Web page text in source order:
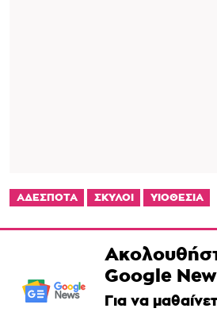
ΑΔΕΣΠΟΤΑ ΣΚΥΛΟΙ ΥΙΟΘΕΣΙΑ
Google
Για να